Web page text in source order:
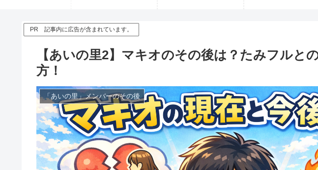
PR 記事内に広告が含まれています。
【あいの里2】マキオのその後は？たみフルと
方！
「あいの里」メンバーのその後